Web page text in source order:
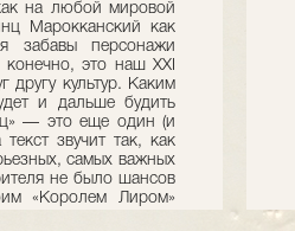
на любой мировой
Марокканский как
забавы персонажи
конечно, это наш XXI
другу культур. Каким
и дальше будить
— это еще один (и
звучит так, как
самых важных
не было шансов
«Королем Лиром»